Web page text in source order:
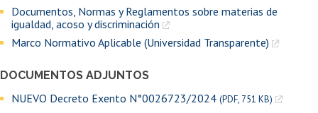
Documentos, Normas y Reglamentos sobre materias de
igualdad, acoso y discriminación
Marco Normativo Aplicable (Universidad Transparente)
DOCUMENTOS ADJUNTOS
NUEVO Decreto Exento N°0026723/2024 (PDF, 751 KB)